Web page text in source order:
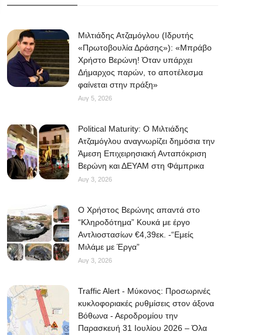
Μιλτιάδης Ατζαμόγλου (Ιδρυτής
«Πρωτοβουλία Δράσης»): «Μπράβο
Χρήστο Βερώνη! Όταν υπάρχει
Δήμαρχος παρών, το αποτέλεσμα
φαίνεται στην πράξη»
Αυγ 5, 2026
Political Maturity: Ο Μιλτιάδης
Ατζαμόγλου αναγνωρίζει δημόσια την
Άμεση Επιχειρησιακή Ανταπόκριση
Βερώνη και ΔΕΥΑΜ στη Φάμπρικα
Αυγ 3, 2026
O Χρήστος Βερώνης απαντά στο
“Κληροδότημα” Κουκά με έργο
Αντλιοστασίων €4,39εκ. -“Εμείς
Μιλάμε με Έργα”
Αυγ 3, 2026
Traffic Alert - Μύκονος: Προσωρινές
κυκλοφοριακές ρυθμίσεις στον άξονα
Βόθωνα - Αεροδρομίου την
Παρασκευή 31 Ιουλίου 2026 – Όλα